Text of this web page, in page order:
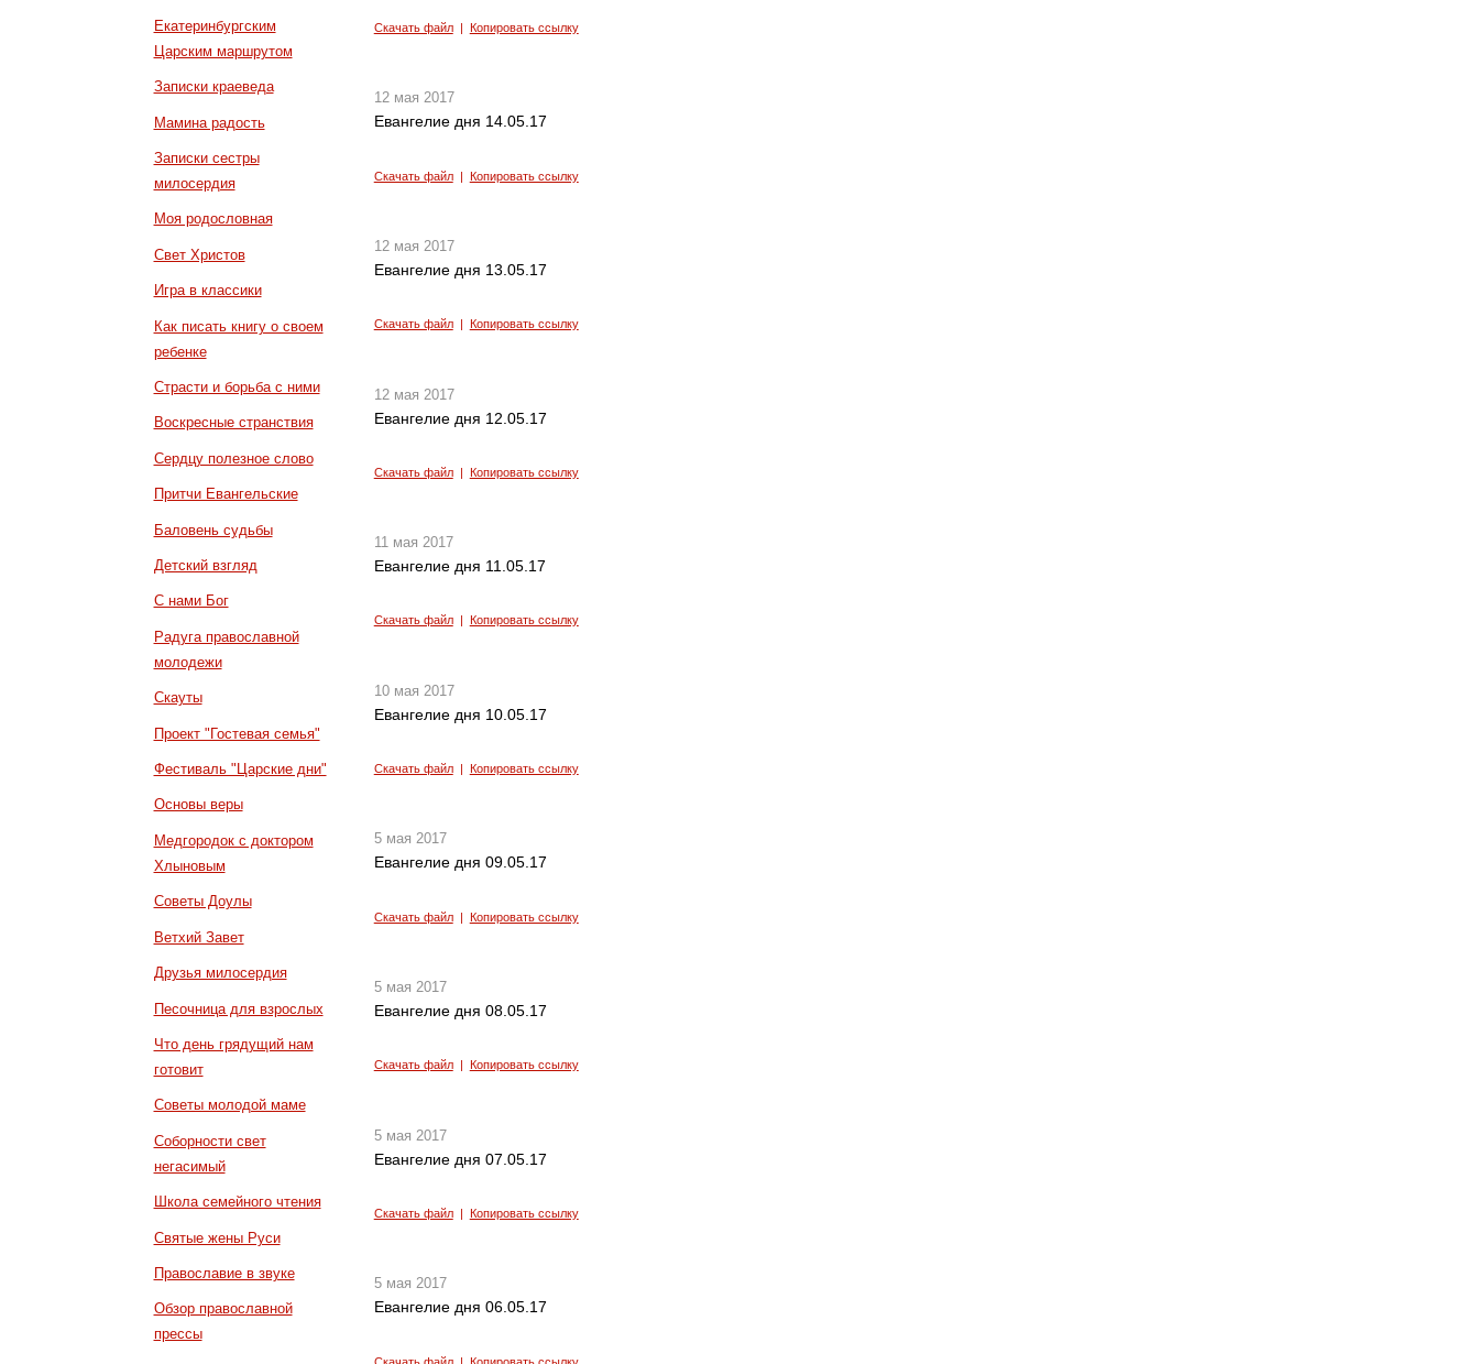
Екатеринбургским
Царским маршрутом
Записки краеведа
Мамина радость
Записки сестры
милосердия
Моя родословная
Свет Христов
Игра в классики
Как писать книгу о своем
ребенке
Страсти и борьба с ними
Воскресные странствия
Сердцу полезное слово
Притчи Евангельские
Баловень судьбы
Детский взгляд
С нами Бог
Радуга православной
молодежи
Скауты
Проект "Гостевая семья"
Фестиваль "Царские дни"
Основы веры
Медгородок с доктором
Хлыновым
Советы Доулы
Ветхий Завет
Друзья милосердия
Песочница для взрослых
Что день грядущий нам
готовит
Советы молодой маме
Соборности свет
негасимый
Школа семейного чтения
Святые жены Руси
Православие в звуке
Обзор православной
прессы
Скачать файл| Копировать ссылку
12 мая 2017
Евангелие дня 14.05.17
Скачать файл| Копировать ссылку
12 мая 2017
Евангелие дня 13.05.17
Скачать файл| Копировать ссылку
12 мая 2017
Евангелие дня 12.05.17
Скачать файл| Копировать ссылку
11 мая 2017
Евангелие дня 11.05.17
Скачать файл| Копировать ссылку
10 мая 2017
Евангелие дня 10.05.17
Скачать файл| Копировать ссылку
5 мая 2017
Евангелие дня 09.05.17
Скачать файл| Копировать ссылку
5 мая 2017
Евангелие дня 08.05.17
Скачать файл| Копировать ссылку
5 мая 2017
Евангелие дня 07.05.17
Скачать файл| Копировать ссылку
5 мая 2017
Евангелие дня 06.05.17
Скачать файл| Копировать ссылку